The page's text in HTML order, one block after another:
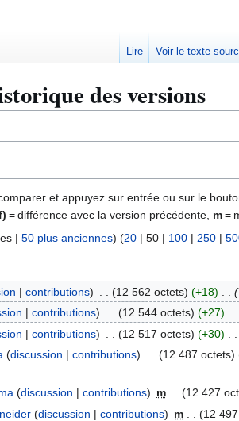
des versions
et appuyez sur entrée ou sur le
= différence avec la version précédente, m=
| 50 plus anciennes) (20 | 50 | 100 | 250 |
contributions 12 562 octets +18
contributions 12 544 octets +27
contributions 12 517 octets +30
discussion contributions 12 487 octets
discussion contributions m 12 427
discussion contributions m 12
Lire Voir le texte